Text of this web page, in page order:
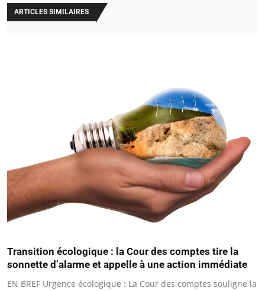
ARTICLES SIMILAIRES
Transition écologique : la Cour des comptes tire la
sonnette d’alarme et appelle à une action immédiate
EN BREF Urgence écologique : La Cour des comptes souligne la